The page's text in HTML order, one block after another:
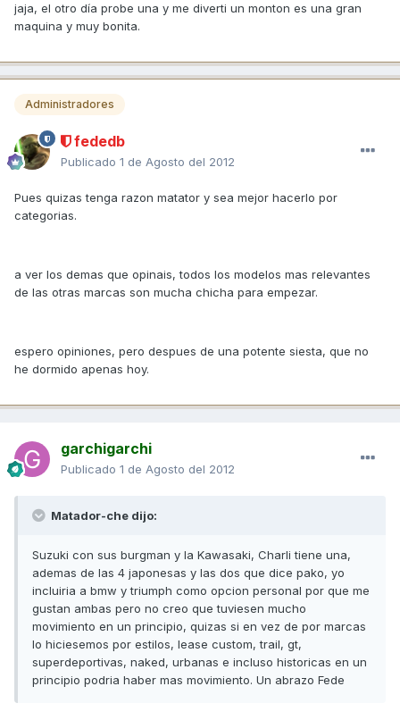
jaja, el otro día probe una y me diverti un monton es una gran
maquina y muy bonita.
Administradores
fededb
Publicado 1 de Agosto del 2012
Pues quizas tenga razon matator y sea mejor hacerlo por
categorias.
a ver los demas que opinais, todos los modelos mas relevantes
de las otras marcas son mucha chicha para empezar.
espero opiniones, pero despues de una potente siesta, que no
he dormido apenas hoy.
garchigarchi
Publicado 1 de Agosto del 2012
Matador-che dijo:
Suzuki con sus burgman y la Kawasaki, Charli tiene una,
ademas de las 4 japonesas y las dos que dice pako, yo
incluiria a bmw y triumph como opcion personal por que me
gustan ambas pero no creo que tuviesen mucho
movimiento en un principio, quizas si en vez de por marcas
lo hiciesemos por estilos, lease custom, trail, gt,
superdeportivas, naked, urbanas e incluso historicas en un
principio podria haber mas movimiento. Un abrazo Fede